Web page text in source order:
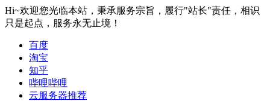
Hi~欢迎您光临本站，秉承服务宗旨，履行"站长"责任，相识
只是起点，服务永无止境！
百度
淘宝
知乎
哔哩哔哩
云服务器推荐